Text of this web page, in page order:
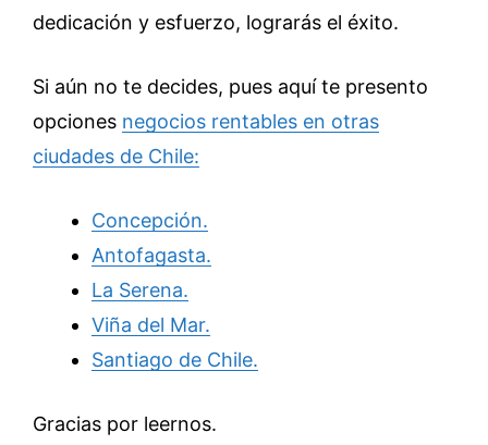
dedicación y esfuerzo, lograrás el éxito.
Si aún no te decides, pues aquí te presento
opciones negocios rentables en otras
ciudades de Chile:
Concepción.
Antofagasta.
La Serena.
Viña del Mar.
Santiago de Chile.
Gracias por leernos.